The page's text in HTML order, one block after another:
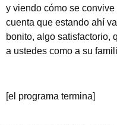
y viendo cómo se
cuenta que estando ahí
bonito, algo satisfactorio,
a ustedes como a su
[el programa termina]